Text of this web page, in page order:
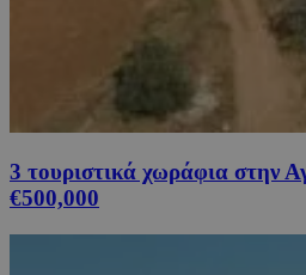
3 τουριστικά χωράφια στην
€500,000